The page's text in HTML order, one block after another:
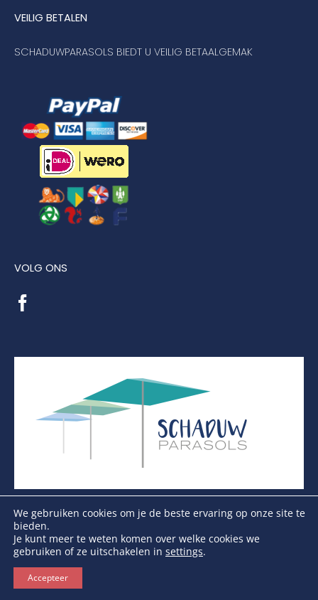
VEILIG BETALEN
SCHADUWPARASOLS BIEDT U VEILIG BETAALGEMAK
VOLG ONS
Copyright Schaduwparasols © 2026. Alle Rechten
We gebruiken cookies om je de beste ervaring op onze site te
bieden.
Je kunt meer te weten komen over welke cookies we
gebruiken of ze uitschakelen in settings.
Accepteer